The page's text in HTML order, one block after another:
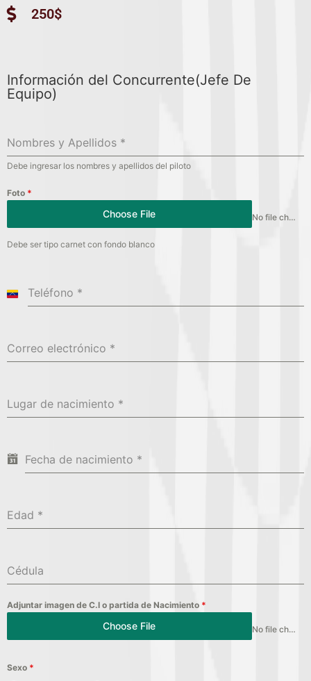
250$
Información del Concurrente(Jefe De
Equipo)
Nombres y Apellidos *
Debe ingresar los nombres y apellidos del piloto
Foto *
Choose File No file chosen
Debe ser tipo carnet con fondo blanco
Teléfono *
Venezuela
Correo electrónico *
Lugar de nacimiento *
Fecha de nacimiento *
Edad *
Cédula
Adjuntar imagen de C.I o partida de Nacimiento *
Choose File No file chosen
Sexo *